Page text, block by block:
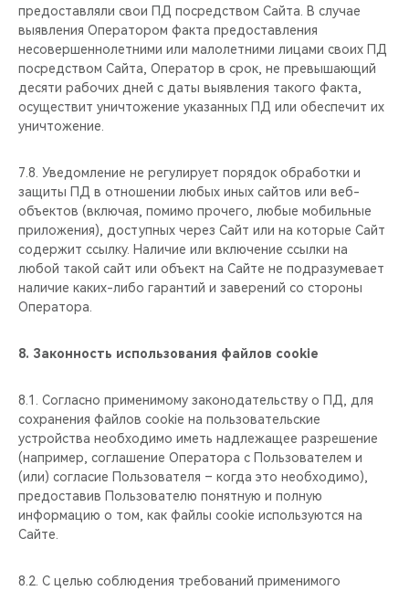
предоставляли свои ПД посредством Сайта. В случае
выявления Оператором факта предоставления
несовершеннолетними или малолетними лицами своих ПД
посредством Сайта, Оператор в срок, не превышающий
десяти рабочих дней с даты выявления такого факта,
осуществит уничтожение указанных ПД или обеспечит их
уничтожение.
7.8. Уведомление не регулирует порядок обработки и
защиты ПД в отношении любых иных сайтов или веб-
объектов (включая, помимо прочего, любые мобильные
приложения), доступных через Сайт или на которые Сайт
содержит ссылку. Наличие или включение ссылки на
любой такой сайт или объект на Сайте не подразумевает
наличие каких-либо гарантий и заверений со стороны
Оператора.
8. Законность использования файлов cookie
8.1. Согласно применимому законодательству о ПД, для
сохранения файлов cookie на пользовательские
устройства необходимо иметь надлежащее разрешение
(например, cоглашение Оператора с Пользователем и
(или) согласие Пользователя – когда это необходимо),
предоставив Пользователю понятную и полную
информацию о том, как файлы cookie используются на
Сайте.
8.2. С целью соблюдения требований применимого